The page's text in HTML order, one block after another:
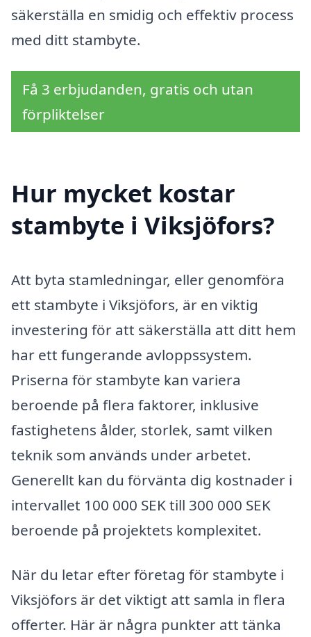
säkerställa en smidig och effektiv process
med ditt stambyte.
Få 3 erbjudanden, gratis och utan
förpliktelser
Hur mycket kostar
stambyte i Viksjöfors?
Att byta stamledningar, eller genomföra
ett stambyte i Viksjöfors, är en viktig
investering för att säkerställa att ditt hem
har ett fungerande avloppssystem.
Priserna för stambyte kan variera
beroende på flera faktorer, inklusive
fastighetens ålder, storlek, samt vilken
teknik som används under arbetet.
Generellt kan du förvänta dig kostnader i
intervallet 100 000 SEK till 300 000 SEK
beroende på projektets komplexitet.
När du letar efter företag för stambyte i
Viksjöfors är det viktigt att samla in flera
offerter. Här är några punkter att tänka